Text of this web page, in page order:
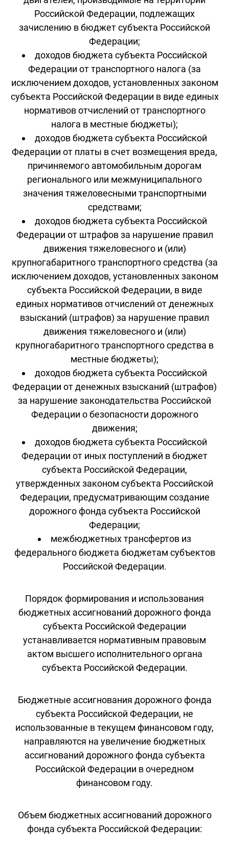
Российской Федерации, подлежащих
зачислению в бюджет субъекта Российской
Федерации;
доходов бюджета субъекта Российской
Федерации от транспортного налога (за
исключением доходов, установленных законом
субъекта Российской Федерации в виде единых
нормативов отчислений от транспортного
налога в местные бюджеты);
доходов бюджета субъекта Российской
Федерации от платы в счет возмещения вреда,
причиняемого автомобильным дорогам
регионального или межмуниципального
значения тяжеловесными транспортными
средствами;
доходов бюджета субъекта Российской
Федерации от штрафов за нарушение правил
движения тяжеловесного и (или)
крупногабаритного транспортного средства (за
исключением доходов, установленных законом
субъекта Российской Федерации, в виде
единых нормативов отчислений от денежных
взысканий (штрафов) за нарушение правил
движения тяжеловесного и (или)
крупногабаритного транспортного средства в
местные бюджеты);
доходов бюджета субъекта Российской
Федерации от денежных взысканий (штрафов)
за нарушение законодательства Российской
Федерации о безопасности дорожного
движения;
доходов бюджета субъекта Российской
Федерации от иных поступлений в бюджет
субъекта Российской Федерации,
утвержденных законом субъекта Российской
Федерации, предусматривающим создание
дорожного фонда субъекта Российской
Федерации;
межбюджетных трансфертов из
федерального бюджета бюджетам субъектов
Российской Федерации.
Порядок формирования и использования
бюджетных ассигнований дорожного фонда
субъекта Российской Федерации
устанавливается нормативным правовым
актом высшего исполнительного органа
субъекта Российской Федерации.
Бюджетные ассигнования дорожного фонда
субъекта Российской Федерации, не
использованные в текущем финансовом году,
направляются на увеличение бюджетных
ассигнований дорожного фонда субъекта
Российской Федерации в очередном
финансовом году.
Объем бюджетных ассигнований дорожного
фонда субъекта Российской Федерации: